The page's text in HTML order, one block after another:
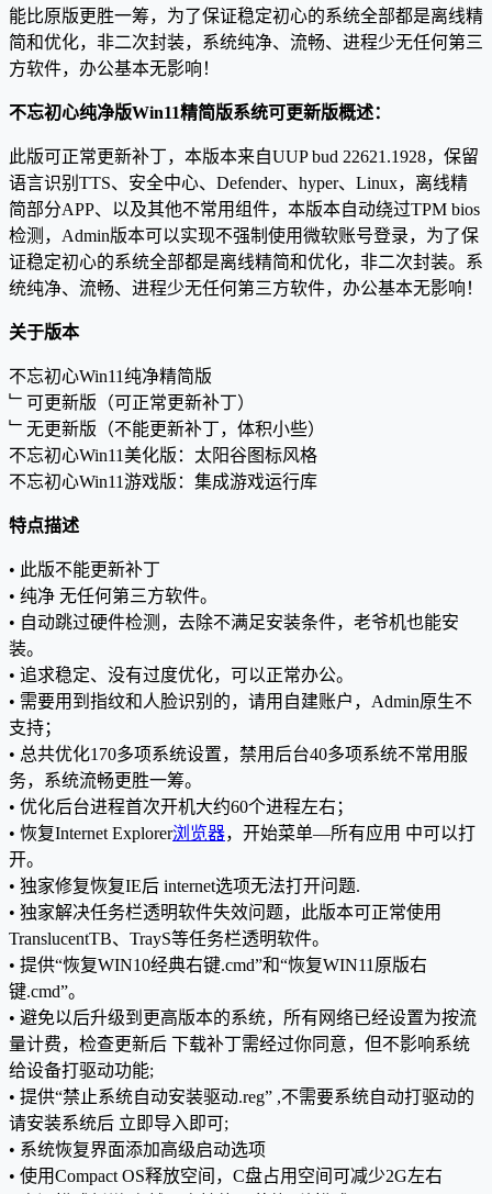
能比原版更胜一筹，为了保证稳定初心的系统全部都是离线精
简和优化，非二次封装，系统纯净、流畅、进程少无任何第三
方软件，办公基本无影响！
不忘初心纯净版Win11精简版系统可更新版概述：
此版可正常更新补丁，本版本来自UUP bud 22621.1928，保留
语言识别TTS、安全中心、Defender、hyper、Linux，离线精
简部分APP、以及其他不常用组件，本版本自动绕过TPM bios
检测，Admin版本可以实现不强制使用微软账号登录，为了保
证稳定初心的系统全部都是离线精简和优化，非二次封装。系
统纯净、流畅、进程少无任何第三方软件，办公基本无影响！
关于版本
不忘初心Win11纯净精简版
﹂可更新版（可正常更新补丁）
﹂无更新版（不能更新补丁，体积小些）
不忘初心Win11美化版：太阳谷图标风格
不忘初心Win11游戏版：集成游戏运行库
特点描述
• 此版不能更新补丁
• 纯净 无任何第三方软件。
• 自动跳过硬件检测，去除不满足安装条件，老爷机也能安
装。
• 追求稳定、没有过度优化，可以正常办公。
• 需要用到指纹和人脸识别的，请用自建账户，Admin原生不
支持；
• 总共优化170多项系统设置，禁用后台40多项系统不常用服
务，系统流畅更胜一筹。
• 优化后台进程首次开机大约60个进程左右；
• 恢复Internet Explorer浏览器，开始菜单—所有应用 中可以打
开。
• 独家修复恢复IE后 internet选项无法打开问题.
• 独家解决任务栏透明软件失效问题，此版本可正常使用
TranslucentTB、TrayS等任务栏透明软件。
• 提供“恢复WIN10经典右键.cmd”和“恢复WIN11原版右
键.cmd”。
• 避免以后升级到更高版本的系统，所有网络已经设置为按流
量计费，检查更新后 下载补丁需经过你同意，但不影响系统
给设备打驱动功能;
• 提供“禁止系统自动安装驱动.reg” ,不需要系统自动打驱动的
请安装系统后 立即导入即可;
• 系统恢复界面添加高级启动选项
• 使用Compact OS释放空间，C盘占用空间可减少2G左右